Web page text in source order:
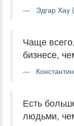
Эдгар Хау
Чаще
бизнесе,
Есть
людьми,